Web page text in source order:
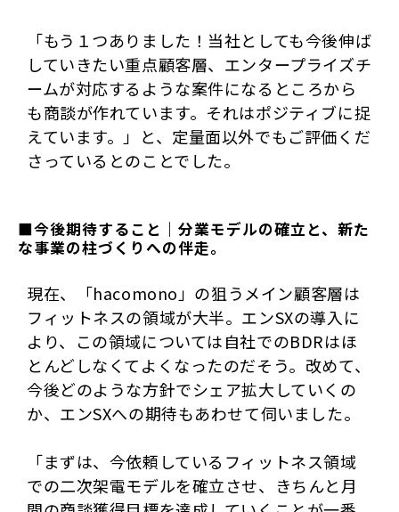
「もう１つありました！当社としても今後伸ば
していきたい重点顧客層、エンタープライズチ
ームが対応するような案件になるところから
も商談が作れています。それはポジティブに捉
えています。」と、定量面以外でもご評価くだ
さっているとのことでした。
■今後期待すること｜分業モデルの確立と、新た
な事業の柱づくりへの伴走。
現在、「hacomono」の狙うメイン顧客層は
フィットネスの領域が大半。エンSXの導入に
より、この領域については自社でのBDRはほ
とんどしなくてよくなったのだそう。改めて、
今後どのような方針でシェア拡大していくの
か、エンSXへの期待もあわせて伺いました。
「まずは、今依頼しているフィットネス領域
での二次架電モデルを確立させ、きちんと月